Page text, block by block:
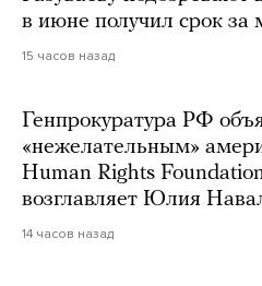
в июне получил срок за
15 часов назад
Генпрокуратура РФ
«нежелательным»
Human Rights
возглавляет Юлия
14 часов назад